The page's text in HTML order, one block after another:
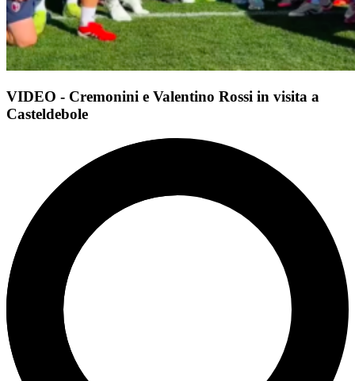
VIDEO - Cremonini e Valentino Rossi in visita a
Casteldebole